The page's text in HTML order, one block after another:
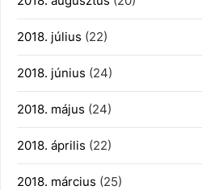
2018. július (22)
2018. június (24)
2018. május (24)
2018. április (22)
2018. március (25)